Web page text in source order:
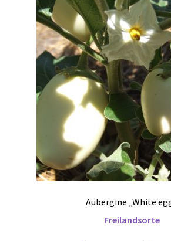
Aubergine „White
Freilandsorte